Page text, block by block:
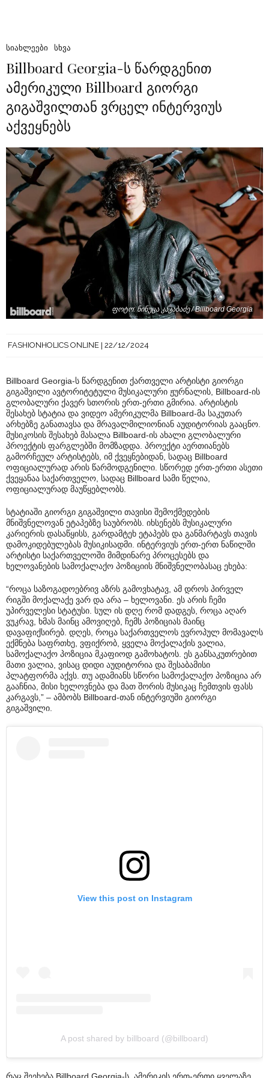
ᲡᲘᲐᲮᲚᲔᲔᲑᲘ ᲡᲮᲕᲐ
Billboard Georgia-ს წარდგენით
ამერიკული Billboard გიორგი
გიგაშვილთან ვრცელ ინტერვიუს
აქვეყნებს
ფოტო: ნინუცა კაკაბაძე / Billboard Georgia
FASHIONHOLICS ONLINE 22/12/2024
Billboard Georgia-ს წარდგენით ქართველი არტისტი გიორგი
გიგაშვილი ავტორიტეტული მუსიკალური ჟურნალის, Billboard-ის
გლობალური ქავერ სთორის ერთ-ერთი გმირია. არტისტის
შესახებ სტატია და ვიდეო ამერიკულმა Billboard-მა საკუთარ
არხებზე განათავსა და მრავალმილიონიან აუდიტორიას გააცნო.
მუსიკოსის შესახებ მასალა Billboard-ის ახალი გლობალური
პროექტის ფარგლებში მომზადდა. პროექტი აერთიანებს
გამორჩეულ არტისტებს, იმ ქვეყნებიდან, სადაც Billboard
ოფიციალურად არის წარმოდგენილი. სწორედ ერთ-ერთი ასეთი
ქვეყანაა საქართველო, სადაც Billboard სამი წელია,
ოფიციალურად მაუწყებლობს.
სტატიაში გიორგი გიგაშვილი თავისი შემოქმედების
მნიშვნელოვან ეტაპებზე საუბრობს. იხსენებს მუსიკალური
კარიერის დასაწყისს, გარდამტეხ ეტაპებს და განმარტავს თავის
დამოკიდებულებას მუსიკისადმი. ინტერვიუს ერთ-ერთ ნაწილში
არტისტი საქართველოში მიმდინარე პროცესებს და
ხელოვანების სამოქალაქო პოზიციის მნიშვნელობასაც ეხება:
“როცა საზოგადოებრივ აზრს გამოვხატავ, ამ დროს პირველ
რიგში მოქალაქე ვარ და არა – ხელოვანი. ეს არის ჩემი
უპირველესი სტატუსი. სულ ის დღე რომ დადგეს, როცა აღარ
ვუკრავ, ხმას მაინც ამოვიღებ, ჩემს პოზიციას მაინც
დავაფიქსირებ. დღეს, როცა საქართველოს ევროპულ მომავალს
ექმნება საფრთხე, ვფიქრობ, ყველა მოქალაქის ვალია,
სამოქალაქო პოზიცია მკაფიოდ გამოხატოს. ეს განსაკუთრებით
მათი ვალია, ვისაც დიდი აუდიტორია და შესაბამისი
პლატფორმა აქვს. თუ ადამიანს სწორი სამოქალაქო პოზიცია არ
გააჩნია, მისი ხელოვნება და მათ შორის მუსიკაც ჩემთვის ფასს
კარგავს,” – ამბობს Billboard-თან ინტერვიუში გიორგი
გიგაშვილი.
View this post on Instagram
A post shared by billboard (@billboard)
რაც შეეხება Billboard Georgia-ს, ამერიკის ერთ-ერთი ყველაზე